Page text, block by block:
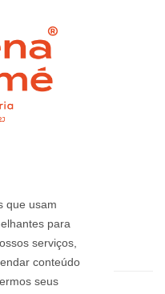
que usam
para
serviços,
conteúdo
seus